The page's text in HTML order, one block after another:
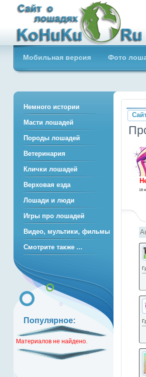
Сайт о лошадях loshadiya.ru
Приветствуем всех
лошадей и конного спорта!
Мобильная версия Фото
18
Немного истории
Масти лошадей
Породы лошадей
Ветеринария
Клички лошадей
Верховая езда
Лошади и люди
Игры про лошадей
Видео, мультики, фильмы
Смотрите также ...
Популярное:
Материалов не найдено.